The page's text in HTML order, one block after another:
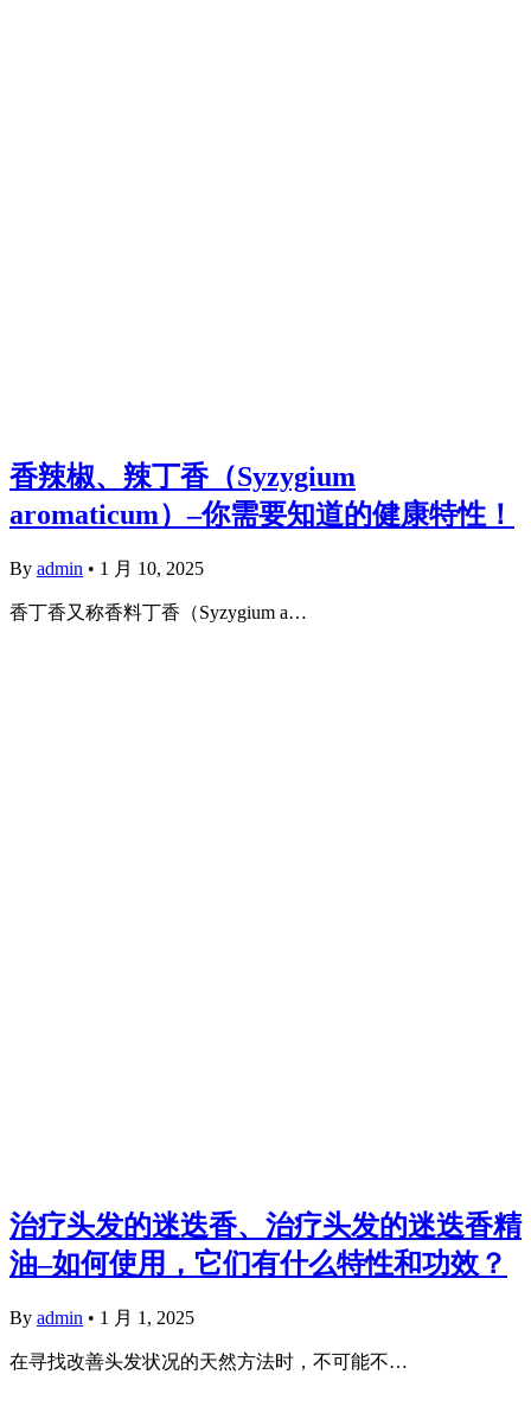
香辣椒、辣丁香（Syzygium
aromaticum）–你需要知道的健康特性！
By admin • 1 月 10, 2025
香丁香又称香料丁香（Syzygium a…
治疗头发的迷迭香、治疗头发的迷迭香精
油–如何使用，它们有什么特性和功效？
By admin • 1 月 1, 2025
在寻找改善头发状况的天然方法时，不可能不…